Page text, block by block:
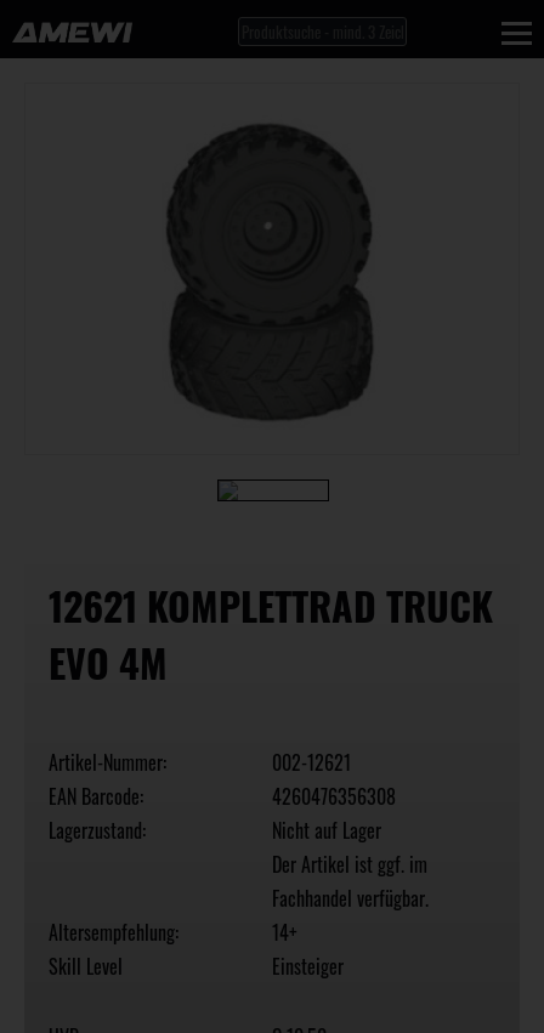
12621 KOMPLETTRAD TRUCK
EVO 4M
Artikel-Nummer:
002-12621
EAN Barcode:
4260476356308
Lagerzustand:
Nicht auf Lager
Der Artikel ist ggf. im
Fachhandel verfügbar.
Altersempfehlung:
14+
Skill Level
Einsteiger